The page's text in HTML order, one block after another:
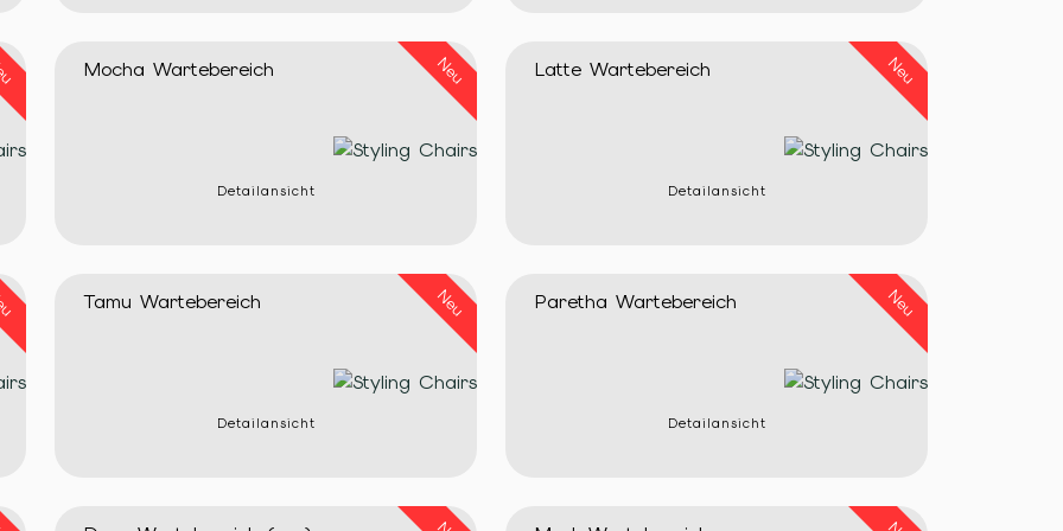
Mocha Wartebereich Neu
Detailansicht
Latte Wartebereich Neu
Detailansicht
Tamu Wartebereich Neu
Detailansicht
Paretha Wartebereich Neu
Detailansicht